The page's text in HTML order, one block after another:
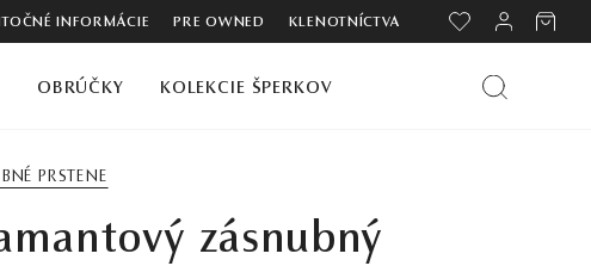
INFORMÁCIE PRE OWNED KLENOTNÍCTVA
OBRÚČKY KOLEKCIE ŠPERKOV
PRSTENE
zásnubný